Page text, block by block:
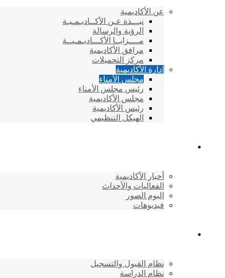
عن الأكاديمية
نبـــذة عـن الأكــاديـمـيـة
الرؤية والرسالة
مــــزايــا الأكـــاديـمـيــة
مرافق الأكاديمية
مركز التحميلات
إدارة الأكاديمية
مجلس الأمناء
رئيس مجلس الأمناء
مجلس الأكاديمية
رئيس الأكاديمية
الهيكل التنظيمي
أخبار الأكاديمية
الفعاليات والأحداث
البوم الصور
فيديوهات
نظام القبول والتسجيل
نظام الدراسة